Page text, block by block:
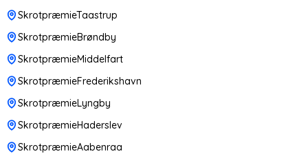
SkrotpræmieTaastrup
SkrotpræmieBrøndby
SkrotpræmieMiddelfart
SkrotpræmieFrederikshavn
SkrotpræmieLyngby
SkrotpræmieHaderslev
SkrotpræmieAabenraa